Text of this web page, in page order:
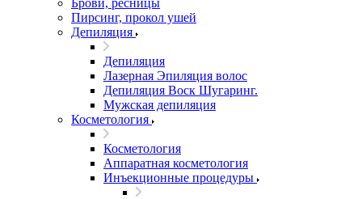
Брови, ресницы
Пирсинг, прокол ушей
Депиляция
Депиляция
Лазерная Эпиляция волос
Депиляция Воск Шугаринг.
Мужская депиляция
Косметология
Косметология
Аппаратная косметология
Инъекционные процедуры